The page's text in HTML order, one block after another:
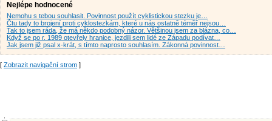
Nejlépe hodnocené
Nemohu s tebou souhlasit. Povinnost použít cyklistickou stezku je…
Čtu tady to brojení proti cyklostezkám, které u nás ostatně téměř nejsou…
Tak to jsem ráda, že má někdo podobný názor. Většinou jsem za blázna, co…
Když se po r. 1989 otevřely hranice, jezdili sem lidé ze Západu podívat…
Jak jsem již psal x-krát, s tímto naprosto souhlasím. Zákonná povinnost…
[ Zobrazit navigační strom ]